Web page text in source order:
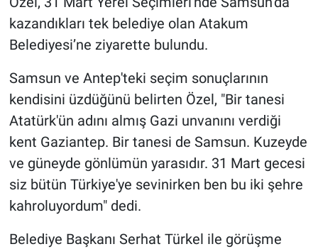
kazandıkları tek belediye olan Atakum
Belediyesi’ne ziyarette bulundu.
Samsun ve Antep'teki seçim sonuçlarının
kendisini üzdüğünü belirten Özel, "Bir tanesi
Atatürk'ün adını almış Gazi unvanını verdiği
kent Gaziantep. Bir tanesi de Samsun. Kuzeyde
ve güneyde gönlümün yarasıdır. 31 Mart gecesi
siz bütün Türkiye'ye sevinirken ben bu iki şehre
kahroluyordum" dedi.
Belediye Başkanı Serhat Türkel ile görüşme